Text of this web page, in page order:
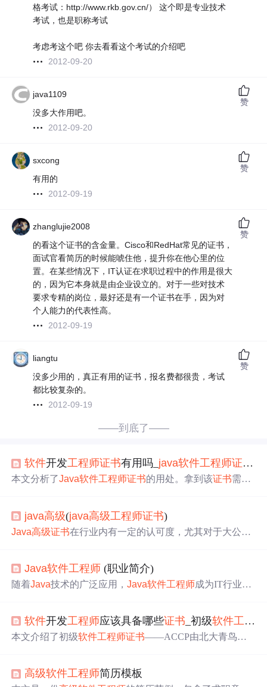
格考试：http://www.rkb.gov.cn/） 这个即是专业技术
考试，也是职称考试
考虑考这个吧 你去看看这个考试的介绍吧
2012-09-20
java1109
没多大作用吧。
2012-09-20
赞
sxcong
有用的
2012-09-19
赞
zhanglujie2008
的看这个证书的含金量。Cisco和RedHat常见的证书，
面试官看简历的时候能唬住他，提升你在他心里的位
置。在某些情况下，IT认证在求职过程中的作用是很大
的，因为它本身就是由企业设立的。对于一些对技术
要求专精的岗位，最好还是有一个证书在手，因为对
个人能力的代表性高。
2012-09-19
赞
liangtu
没多少用的，真正有用的证书，报名费都很贵，考试
都比较复杂的。
2012-09-19
赞
——到底了——
软件开发工程师证书有用吗_ java软件工程师证书
本文分析了Java软件工程师证书的用处。拿到该证书需掌
实际用处不大，IT行业更看重实践经验和动手能力，程序
员应靠项目说话。
java高级(java高级工程师证书)
Java高级证书在行业内有一定的认可度，尤其对于大公司
格。尽管如此，许多公司并不完全依赖
际工作经历和完成的项目。因此，Java工程师的能力和作
Java软件工程师 (职业简介)
随着Java技术的广泛应用，Java软件工程师成为IT行业中
务、必备技能以及未来可能的发展路径。
软件开发工程师应该具备哪些证书 _初级软件工程师
本文介绍了初级软件工程师证书——ACCP由北大青鸟提
目的结合。
高级软件工程师简历模板